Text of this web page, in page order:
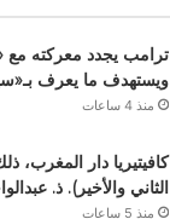
ترامب يجدد معركته مع
ويستهدف ما يعرف
منذ 4 ساعات
كافيتيريا دار المغرب،
الثاني والأخير). ذ. عبدالواحد حمزة.
منذ 5 ساعات